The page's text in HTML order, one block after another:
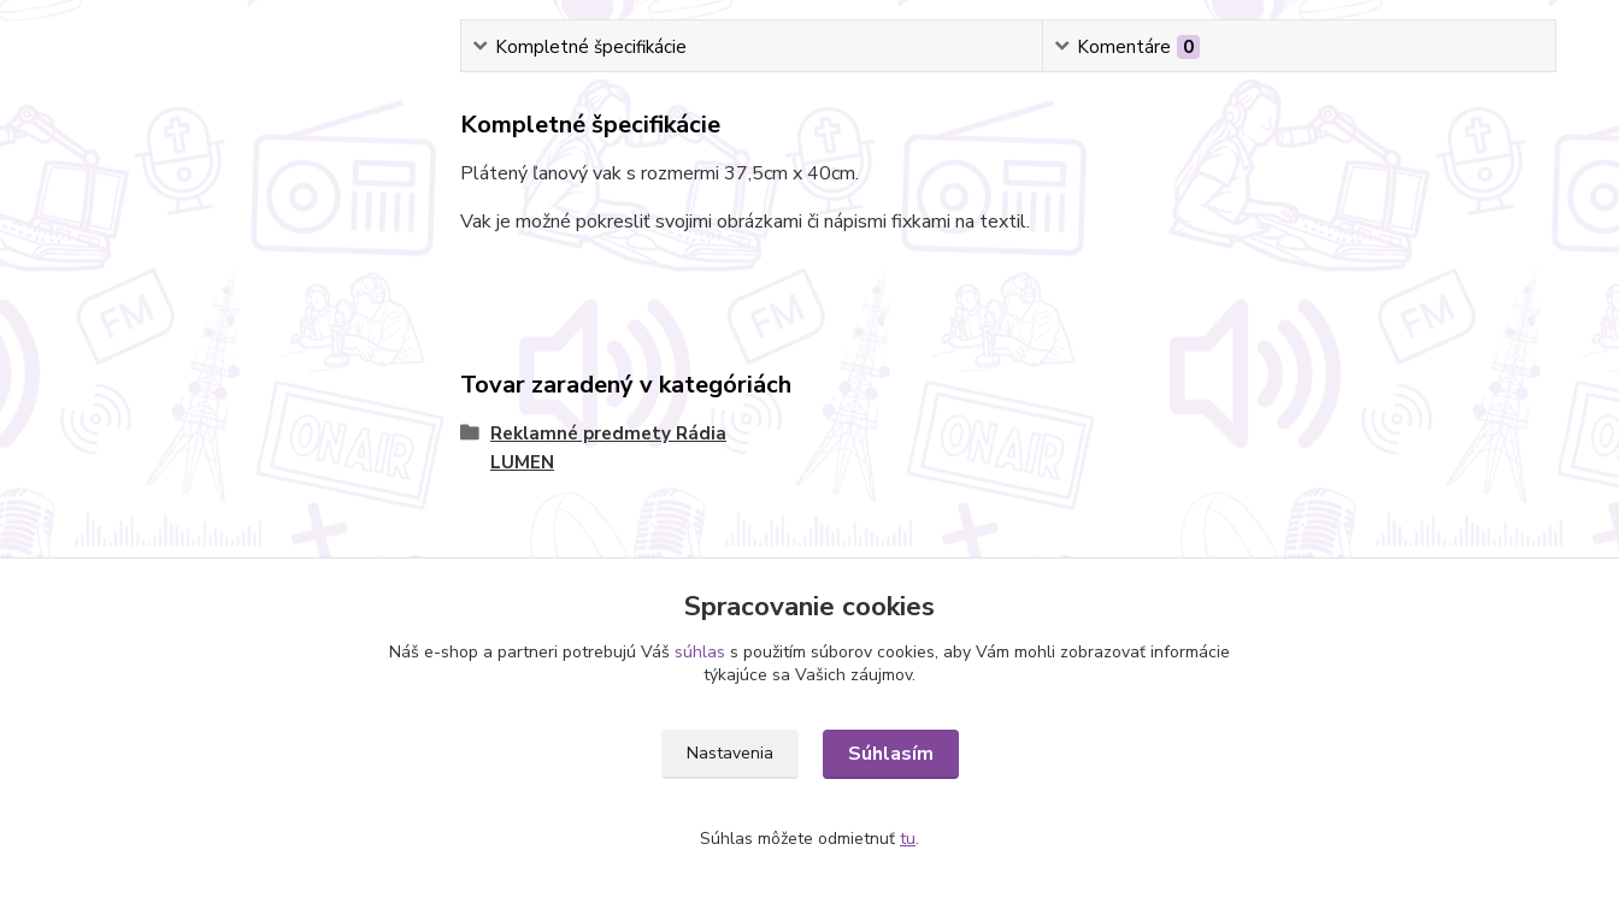
Kompletné špecifikácie Komentáre 0
Kompletné špecifikácie
Plátený ľanový vak s rozmermi 37,5cm x 40cm.
Vak je možné pokresliť svojimi obrázkami či nápismi fixkami na textil.
Tovar zaradený v kategóriách
Reklamné predmety Rádia
LUMEN
Zákaznícka podpora
Spracovanie cookies
Náš e-shop a partneri potrebujú Váš súhlas s použitím súborov cookies, aby Vám mohli zobrazovať informácie
týkajúce sa Vašich záujmov.
Nastavenia Súhlasím
Súhlas môžete odmietnuť tu.